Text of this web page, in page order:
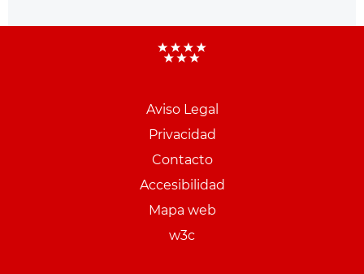
Aviso Legal
Privacidad
Contacto
Accesibilidad
Mapa web
w3c